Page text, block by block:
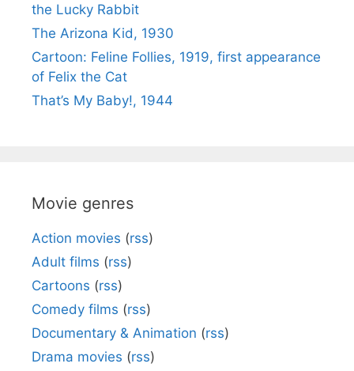
the Lucky Rabbit
The Arizona Kid, 1930
Cartoon: Feline Follies, 1919, first appearance
of Felix the Cat
That’s My Baby!, 1944
Movie genres
Action movies (rss)
Adult films (rss)
Cartoons (rss)
Comedy films (rss)
Documentary & Animation (rss)
Drama movies (rss)